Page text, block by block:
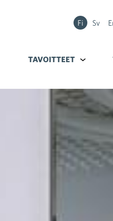
Fi Sv
TAVOITTEET